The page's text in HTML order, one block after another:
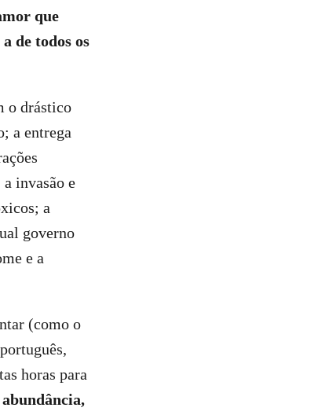
que
de todos os
o drástico
a entrega
invasão e
a
governo
e a
(como o
horas para